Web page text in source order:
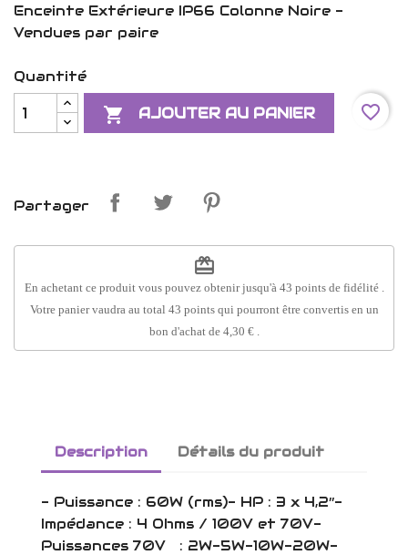
Enceinte Extérieure IP66 Colonne Noire -
Vendues par paire
Quantité
 AJOUTER AU PANIER favorite_border
Partager
redeem
En achetant ce produit vous pouvez obtenir jusqu'à 43 points de fidélité.
Votre panier vaudra au total 43 pointsqui pourront être convertis en un
bon d'achat de 4,30 €.
Description Détails du produit
- Puissance : 60W (rms)- HP : 3 x 4,2’’-
Impédance : 4 Ohms / 100V et 70V-
Puissances 70V : 2W-5W-10W-20W-